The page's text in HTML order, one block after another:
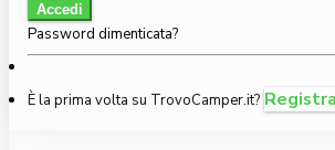
Accedi
Password dimenticata?
È la prima volta su TrovoCamper.it?